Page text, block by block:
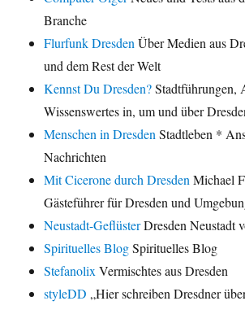
Branche
Flurfunk Dresden Über Medien aus
und dem Rest der Welt
Kennst Du Dresden?Stadtführungen,
Wissenswertes in, um und über
Menschen in Dresden Stadtleben *
Nachrichten
Mit Cicerone durch Dresden Michael
Gästeführer für Dresden und
Neustadt-GeflüsterDresden Neustadt
Spirituelles BlogSpirituelles Blog
Stefanolix Vermischtes aus Dresden
styleDD „Hier schreiben Dresdner